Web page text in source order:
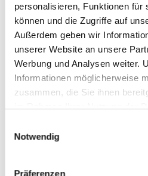
personalisieren, Funktionen für
können und die Zugriffe auf
Außerdem geben wir
unserer Website an unsere
Werbung und Analysen weiter.
Informationen möglicherweise
zusammen, die Sie ihnen
unsererDatenschutzerklärung
Notwendig
Präferenzen
Gebühren
Für die Ausstellung der
Bearbeitungsgebühren auf der
Kostensatzung der Stadt
i.V.m. der Anlage zu §3 Nr. 2) in
erhoben.
Ausführlicher